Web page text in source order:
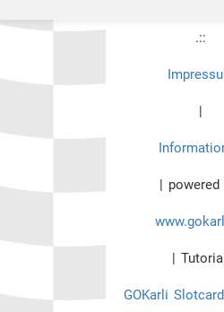
.::
|
| powered
|
GOKarli